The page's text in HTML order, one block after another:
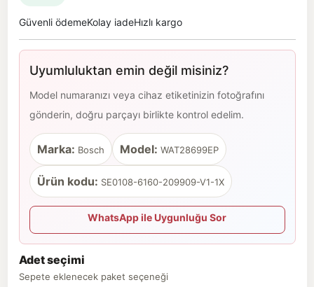
Güvenli ödemeKolay iadeHızlı kargo
Uyumluluktan emin değil misiniz?
Model numaranızı veya cihaz etiketinizin fotoğrafını
gönderin, doğru parçayı birlikte kontrol edelim.
Marka: Bosch Model: WAT28699EP
Ürün kodu: SE0108-6160-209909-V1-1X
WhatsApp ile Uygunluğu Sor
Adet seçimi
Sepete eklenecek paket seçeneği